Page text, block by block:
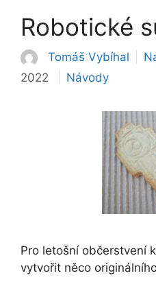
Robotické
Tomáš Vybíhal
2022
Rubriky
Návody
Pro letošní občerstvení
vytvořit něco